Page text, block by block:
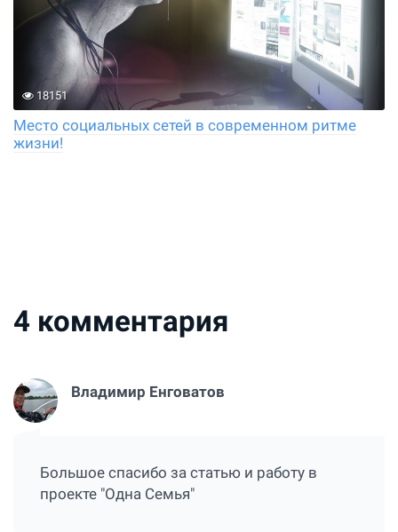
18151
Место социальных сетей в современном ритме
жизни!
4 комментария
Владимир Енговатов
Большое спасибо за статью и работу в
проекте "Одна Семья"